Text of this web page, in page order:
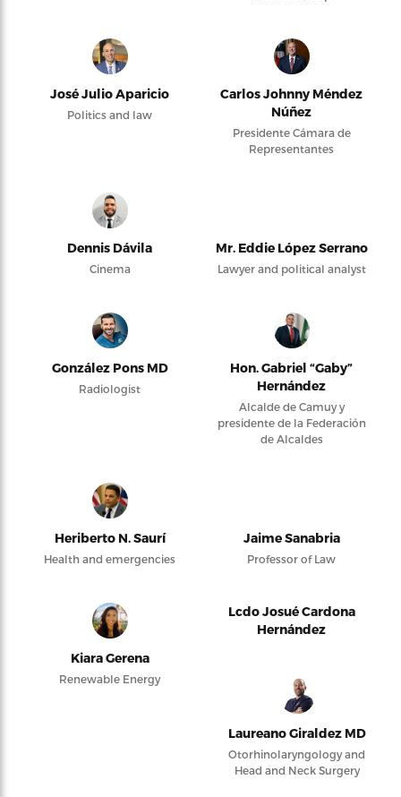
José Julio Aparicio
Politics and law
Carlos Johnny Méndez
Núñez
Presidente Cámara de
Representantes
Dennis Dávila
Cinema
Mr. Eddie López Serrano
Lawyer and political analyst
González Pons MD
Radiologist
Hon. Gabriel “Gaby”
Hernández
Alcalde de Camuy y
presidente de la Federación
de Alcaldes
Heriberto N. Saurí
Health and emergencies
Jaime Sanabria
Professor of Law
Kiara Gerena
Renewable Energy
Lcdo Josué Cardona
Hernández
Laureano Giraldez MD
Otorhinolaryngology and
Head and Neck Surgery